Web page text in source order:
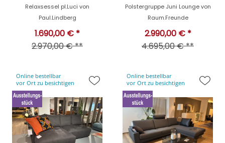
Relaxsessel pl.Luci von
Paul.Lindberg
1.690,00 € *
2.970,00 € **
Polstergruppe Juni Lounge von
Raum.Freunde
2.990,00 € *
4.695,00 € **
Online bestellbar
vor Ort zu besichtigen
Online bestellbar
vor Ort zu besichtigen